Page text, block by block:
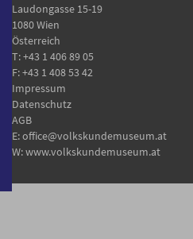
Laudongasse 15-19
1080 Wien
Österreich
T:+43 1 406 89 05
F: +43 1 408 53 42
Impressum
Datenschutz
AGB
E:office@volkskundemuseum.at
W:www.volkskundemuseum.at